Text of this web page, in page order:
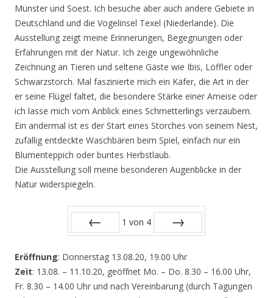
Münster und Soest. Ich besuche aber auch andere Gebiete in
Deutschland und die Vogelinsel Texel (Niederlande). Die
Ausstellung zeigt meine Erinnerungen, Begegnungen oder
Erfahrungen mit der Natur. Ich zeige ungewöhnliche
Zeichnung an Tieren und seltene Gäste wie Ibis, Löffler oder
Schwarzstorch. Mal faszinierte mich ein Käfer, die Art in der
er seine Flügel faltet, die besondere Stärke einer Ameise oder
ich lasse mich vom Anblick eines Schmetterlings verzaubern.
Ein andermal ist es der Start eines Storches von seinem Nest,
zufällig entdeckte Waschbären beim Spiel, einfach nur ein
Blumenteppich oder buntes Herbstlaub.
Die Ausstellung soll meine besonderen Augenblicke in der
Natur widerspiegeln.
1 von 4
Eröffnung: Donnerstag 13.08.20, 19.00 Uhr
Zeit: 13.08. – 11.10.20, geöffnet Mo. – Do. 8.30 – 16.00 Uhr,
Fr. 8.30 – 14.00 Uhr und nach Vereinbarung (durch Tagungen